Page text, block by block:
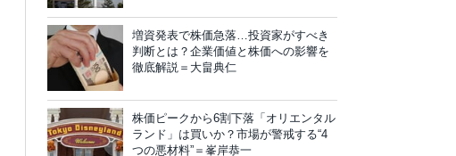
増資発表で株価急落…投資家がすべき
判断とは？企業価値と株価への影響を
徹底解説＝大畠典仁
株価ピークから6割下落「オリエンタル
ランド」は買いか？市場が警戒する“4
つの悪材料”＝峯岸恭一